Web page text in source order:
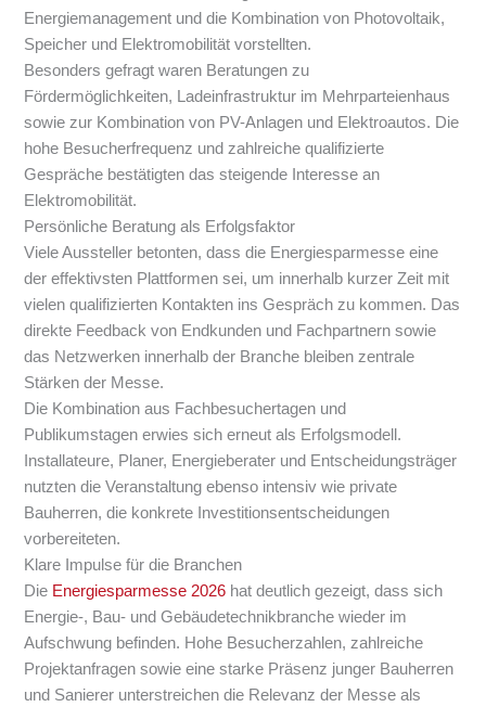
Energiemanagement und die Kombination von Photovoltaik,
Speicher und Elektromobilität vorstellten.
Besonders gefragt waren Beratungen zu
Fördermöglichkeiten, Ladeinfrastruktur im Mehrparteienhaus
sowie zur Kombination von PV-Anlagen und Elektroautos. Die
hohe Besucherfrequenz und zahlreiche qualifizierte
Gespräche bestätigten das steigende Interesse an
Elektromobilität.
Persönliche Beratung als Erfolgsfaktor
Viele Aussteller betonten, dass die Energiesparmesse eine
der effektivsten Plattformen sei, um innerhalb kurzer Zeit mit
vielen qualifizierten Kontakten ins Gespräch zu kommen. Das
direkte Feedback von Endkunden und Fachpartnern sowie
das Netzwerken innerhalb der Branche bleiben zentrale
Stärken der Messe.
Die Kombination aus Fachbesuchertagen und
Publikumstagen erwies sich erneut als Erfolgsmodell.
Installateure, Planer, Energieberater und Entscheidungsträger
nutzten die Veranstaltung ebenso intensiv wie private
Bauherren, die konkrete Investitionsentscheidungen
vorbereiteten.
Klare Impulse für die Branchen
Die Energiesparmesse 2026 hat deutlich gezeigt, dass sich
Energie-, Bau- und Gebäudetechnikbranche wieder im
Aufschwung befinden. Hohe Besucherzahlen, zahlreiche
Projektanfragen sowie eine starke Präsenz junger Bauherren
und Sanierer unterstreichen die Relevanz der Messe als